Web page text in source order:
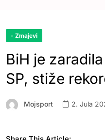
- Zmajevi
BiH je
SP, stiže
Mojsport 2. Jula